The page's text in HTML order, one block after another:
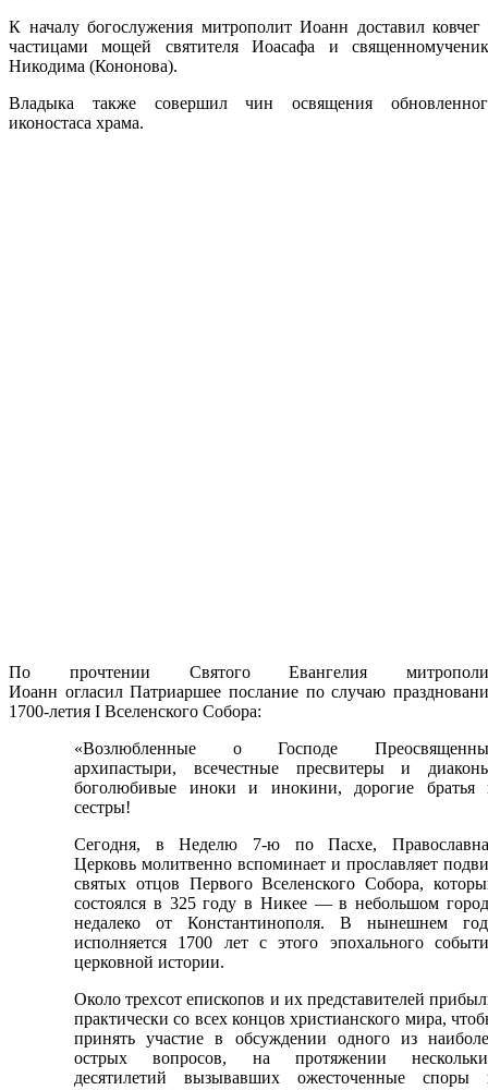
К началу богослужения митрополит Иоанн доставил ковчег
частицами мощей святителя Иоасафа и
Никодима (Кононова).
Владыка также совершил чин освящения
иконостаса храма.
По прочтении Святого Евангелия
Иоанн огласил Патриаршее послание по случаю
1700-летия I Вселенского Собора:
«Возлюбленные о Господе
архипастыри, всечестные пресвитеры и
боголюбивые иноки и инокини, дорогие братья
сестры!
Сегодня, в Неделю 7-ю по Пасхе,
Церковь молитвенно вспоминает и прославляет
святых отцов Первого Вселенского Собора,
состоялся в 325 году в Никее — в небольшом
недалеко от Константинополя. В нынешнем
исполняется 1700 лет с этого эпохального
церковной истории.
Около трехсот епископов и их представителей
практически со всех концов христианского мира,
принять участие в обсуждении одного из
острых вопросов, на протяжении
десятилетий вызывавших ожесточенные споры